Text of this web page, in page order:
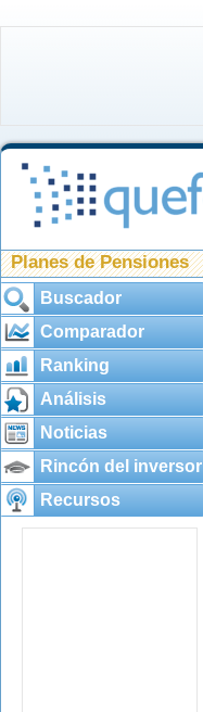
Planes de Pensiones
Buscador
Comparador
Ranking
Análisis
Noticias
Rincón del inversor
Recursos